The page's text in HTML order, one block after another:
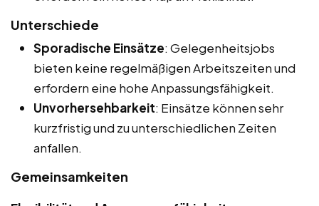
Unterschiede
Sporadische Einsätze: Gelegenheitsjobs
bieten keine regelmäßigen Arbeitszeiten und
erfordern eine hohe Anpassungsfähigkeit.
Unvorhersehbarkeit: Einsätze können sehr
kurzfristig und zu unterschiedlichen Zeiten
anfallen.
Gemeinsamkeiten